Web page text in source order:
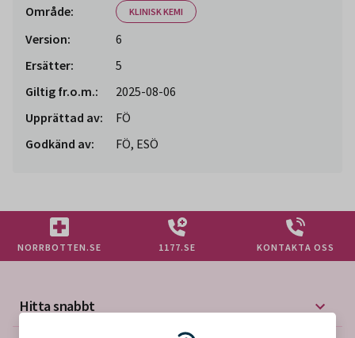
Område: KLINISK KEMI
Version:
6
Ersätter:
5
Giltig fr.o.m.:
2025-08-06
Upprättad av:
FÖ
Godkänd av:
FÖ, ESÖ
NORRBOTTEN.SE 1177.SE KONTAKTA OSS
Hitta snabbt